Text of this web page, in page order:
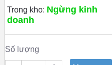
Trong kho: Ngừng kinh
doanh
Số lượng